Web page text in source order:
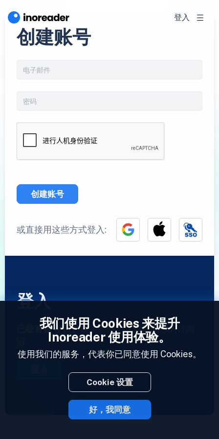
登入
创建账号
创建账号
或直接用这些方式登入:
登入
已经有账号了？输入资料，立即访问你的订阅
2023 © Inoreader
我们使用 Cookies 来提升
Inoreader 使用体验。
使用我们的服务，代表你已同意使用 Cookies。
Cookie 设置
好，我同意